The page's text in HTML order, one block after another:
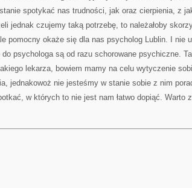
spotykać nas trudności, jak oraz cierpienia, z
jednak czujemy taką potrzebę, to należałoby
pomocny okaże się dla nas psycholog Lublin. I nie
psychologa są od razu schorowane psychiczne.
lekarza, bowiem mamy na celu wytyczenie
jednakowoż nie jesteśmy w stanie sobie z nim
w których to nie jest nam łatwo dopiąć. Warto